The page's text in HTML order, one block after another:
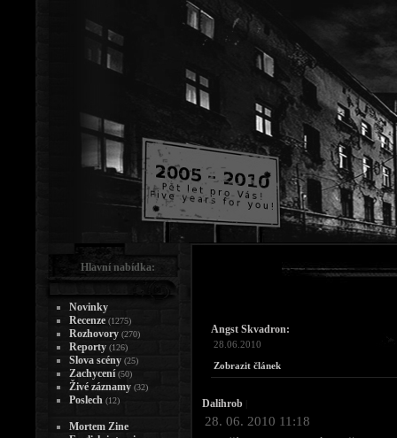
Angst Skvadron:
28.06.2010
Zobrazit článek
Dalihrob
28. 06. 2010 11:18
Hlavní nabídka:
Novinky
Recenze (1275)
Rozhovory (270)
Reporty (126)
Slova scény (25)
Zachycení (50)
Živé záznamy (32)
Poslech (12)
Mortem Zine